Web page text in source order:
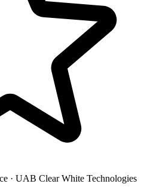
· UAB Clear White Technologies